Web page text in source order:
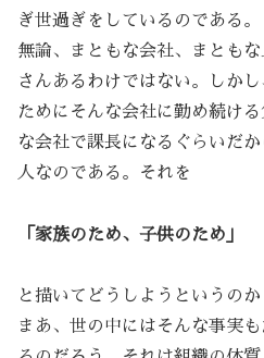
ぎ世過ぎをしているのである。
無論、まともな会社、まともな
さんあるわけではない。しか
ためにそんな会社に勤め続け
な会社で課長になるぐらいだ
人なのである。それを
「家族のため、子供のため」
と描いてどうしようというのか
まあ、世の中にはそんな事実